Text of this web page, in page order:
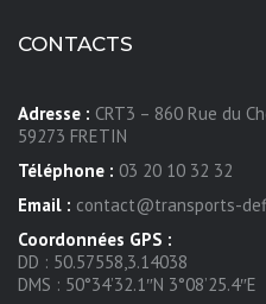
CONTACTS
Adresse : CRT3 – 860 Rue du
59273 FRETIN
Téléphone : 03 20 10 32 32
Email : contact@transports-
Coordonnées GPS :
DD : 50.57558,3.14038
DMS : 50°34’32.1″N 3°08’25.4″E